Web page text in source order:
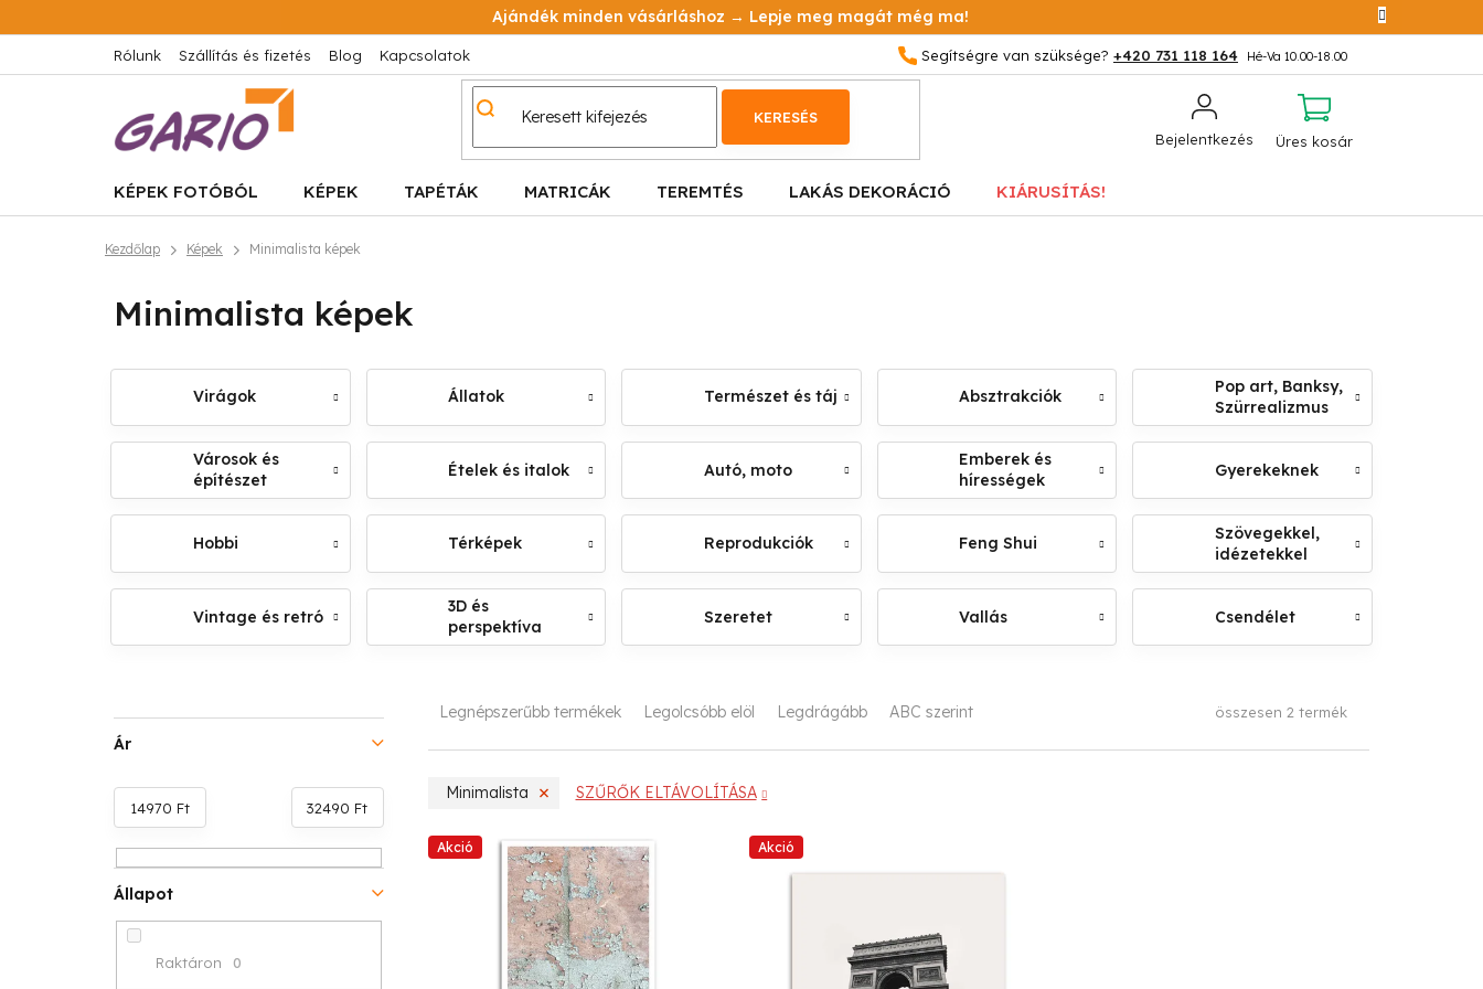
a
tartalomhoz
Ajándék minden vásárláshoz → Lepje meg magát még ma!
+420 731 118 164
Rólunk Szállítás és fizetés Blog Kapcsolatok
Bejelentkezés
KERESÉS
KOSÁR
Üres kosár
KÉPEK FOTÓBÓL KÉPEK TAPÉTÁK MATRICÁK TEREMTÉS LAKÁS DEKORÁCIÓ KIÁRUSÍTÁS!
Kezdőlap Képek Minimalista képek
Minimalista képek
Virágok Állatok Természet és táj Absztrakciók
Pop art, Banksy,
Szürrealizmus
Városok és
építészet
Ételek és italok Autó, moto
Emberek és
hírességek
Gyerekeknek
Hobbi Térképek Reprodukciók Feng Shui
Szövegekkel,
idézetekkel
Vintage és retró
3D és
perspektíva
Szeretet Vallás Csendélet
l
d
a
l
s
ó
Ár
14970 Ft 32490 Ft
Állapot
Raktáron 0
T
é
Legnépszerűbb termékek Legolcsóbb elöl Legdrágább ABC szerint összesen 2 termék
Minimalista SZŰRŐK ELTÁVOLÍTÁSA
TAkció Akció